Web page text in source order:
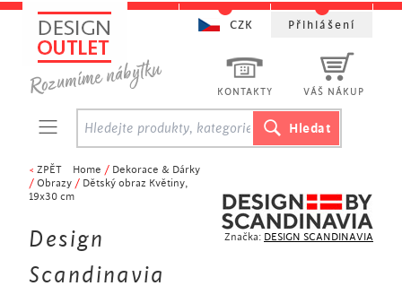
Značka: DESIGN SCANDINAVIA
< ZPĚT Home / Dekorace & Dárky
/ Obrazy / Dětský obraz Květiny,
19x30 cm
Design
Scandinavia
KONTAKTY VÁŠ NÁKUP
CZK Přihlášení